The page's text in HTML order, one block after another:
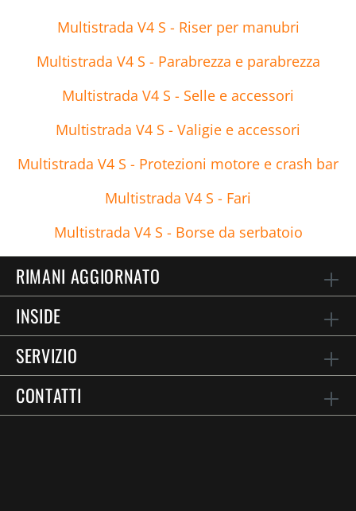
Multistrada V4 S - Riser per manubri
Multistrada V4 S - Parabrezza e parabrezza
Multistrada V4 S - Selle e accessori
Multistrada V4 S - Valigie e accessori
Multistrada V4 S - Protezioni motore e crash bar
Multistrada V4 S - Fari
Multistrada V4 S - Borse da serbatoio
RIMANI AGGIORNATO
INSIDE
SERVIZIO
CONTATTI